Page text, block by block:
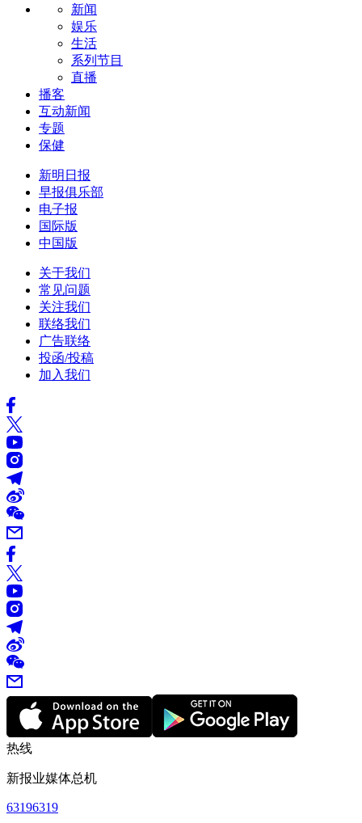
新闻
娱乐
生活
系列节目
直播
播客
互动新闻
专题
保健
新明日报
早报俱乐部
电子报
国际版
中国版
关于我们
常见问题
关注我们
联络我们
广告联络
投函/投稿
加入我们
热线
新报业媒体总机
63196319